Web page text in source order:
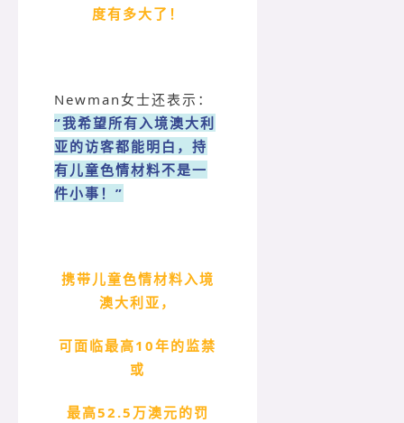
度有多大了！
Newman女士还表示：
“我希望所有入境澳大利
亚的访客都能明白，持
有儿童色情材料不是一
件小事！”
携带儿童色情材料入境
澳大利亚，
可面临最高10年的监禁
或
最高52.5万澳元的罚